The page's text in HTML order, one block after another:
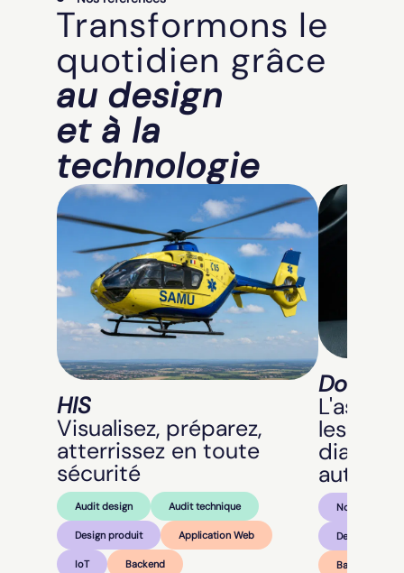
Transformons le
quotidien grâce
au design
et à la
technologie
HIS
Visualisez, préparez,
atterrissez en toute
sécurité
Audit design Audit technique
Design produit Application Web
IoT Backend
Docteur
les
Nos
Design produit
Backend